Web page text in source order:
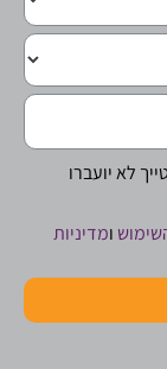
לא יועברו
ומדיניות